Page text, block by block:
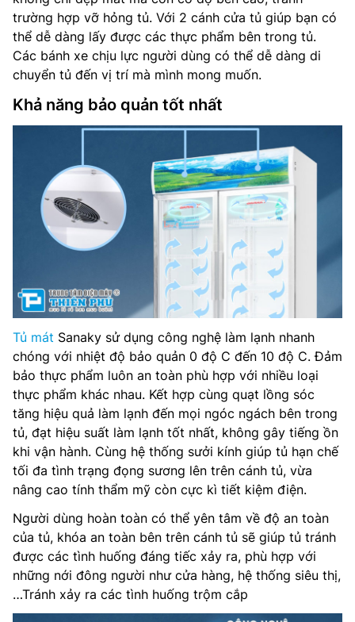
trường hợp vỡ hỏng tủ. Với 2 cánh cửa tủ giúp bạn có
thể dễ dàng lấy được các thực phẩm bên trong tủ.
Các bánh xe chịu lực người dùng có thể dễ dàng di
chuyển tủ đến vị trí mà mình mong muốn.
Khả năng bảo quản tốt nhất
Tủ mát Sanaky sử dụng công nghệ làm lạnh nhanh
chóng với nhiệt độ bảo quản 0 độ C đến 10 độ C. Đảm
bảo thực phẩm luôn an toàn phù hợp với nhiều loại
thực phẩm khác nhau. Kết hợp cùng quạt lồng sóc
tăng hiệu quả làm lạnh đến mọi ngóc ngách bên trong
tủ, đạt hiệu suất làm lạnh tốt nhất, không gây tiếng ồn
khi vận hành. Cùng hệ thống sưởi kính giúp tủ hạn chế
tối đa tình trạng đọng sương lên trên cánh tủ, vừa
nâng cao tính thẩm mỹ còn cực kì tiết kiệm điện.
Người dùng hoàn toàn có thể yên tâm về độ an toàn
của tủ, khóa an toàn bên trên cánh tủ sẽ giúp tủ tránh
được các tình huống đáng tiếc xảy ra, phù hợp với
những nới đông người như cửa hàng, hệ thống siêu thị,
…Tránh xảy ra các tình huống trộm cắp